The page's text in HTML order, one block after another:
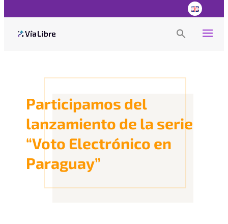
Search Button
Participamos del
lanzamiento de la serie
“Voto Electrónico en
Paraguay”